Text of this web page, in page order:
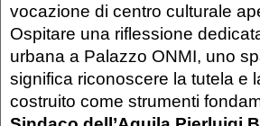
vocazione di centro culturale
Ospitare una riflessione
urbana a Palazzo ONMI, uno
significa riconoscere la tutela e
costruito come strumenti